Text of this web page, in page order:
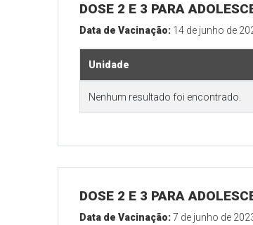
DOSE 2 E 3 PARA
Data de Vacinação: 14 de junho de
Unidade
Nenhum resultado foi encontrado.
DOSE 2 E 3 PARA
Data de Vacinação:7 de junho de